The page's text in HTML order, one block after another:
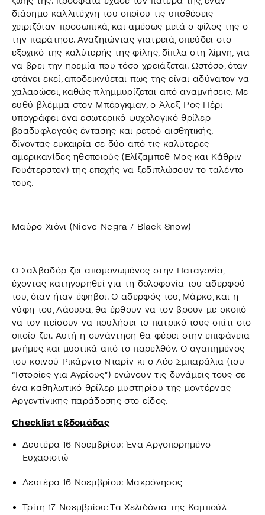
διάσημο καλλιτέχνη του οποίου τις υποθέσεις
χειριζόταν προσωπικά, και αμέσως μετά ο φίλος της ο
την παράτησε. Αναζητώντας γιατρειά, σπεύδει στο
εξοχικό της καλύτερής της φίλης, δίπλα στη λίμνη, για
να βρει την ηρεμία που τόσο χρειάζεται. Ωστόσο, όταν
φτάνει εκεί, αποδεικνύεται πως της είναι αδύνατον να
χαλαρώσει, καθώς πλημμυρίζεται από αναμνήσεις. Με
ευθύ βλέμμα στον Μπέργκμαν, ο Άλεξ Ρος Πέρι
υπογράφει ένα εσωτερικό ψυχολογικό θρίλερ
βραδυφλεγούς έντασης και ρετρό αισθητικής,
δίνοντας ευκαιρία σε δύο από τις καλύτερες
αμερικανίδες ηθοποιούς (Ελίζαμπεθ Μος και Κάθριν
Γουότερστον) της εποχής να ξεδιπλώσουν το ταλέντο
τους.
Μαύρο Χιόνι (Nieve Negra / Black Snow)
Ο Σαλβαδόρ ζει απομονωμένος στην Παταγονία,
έχοντας κατηγορηθεί για τη δολοφονία του αδερφού
του, όταν ήταν έφηβοι. Ο αδερφός του, Μάρκο, και η
νύφη του, Λάουρα, θα έρθουν να τον βρουν με σκοπό
να τον πείσουν να πουλήσει το πατρικό τους σπίτι στο
οποίο ζει. Αυτή η συνάντηση θα φέρει στην επιφάνεια
μνήμες και μυστικά από το παρελθόν. Ο αγαπημένος
του κοινού Ρικάρντο Νταρίν κι ο Λέο Σμπαράλια (του
“Ιστορίες για Αγρίους”) ενώνουν τις δυνάμεις τους σε
ένα καθηλωτικό θρίλερ μυστηρίου της μοντέρνας
Αργεντίνικης παράδοσης στο είδος.
Checklist εβδομάδας
Δευτέρα 16 Νοεμβρίου: Ένα Αργοπορημένο
Ευχαριστώ
Δευτέρα 16 Νοεμβρίου: Μακρόνησος
Τρίτη 17 Νοεμβρίου: Τα Χελιδόνια της Καμπούλ